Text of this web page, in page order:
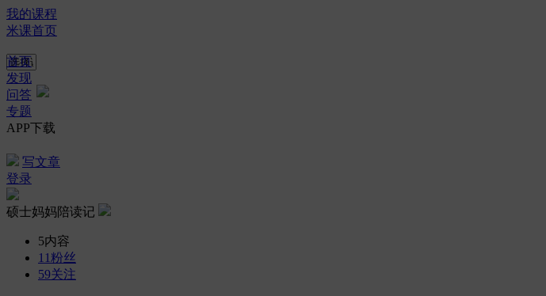
我的课程
米课首页
首页
发现
问答
专题
APP下载
写文章
登录
硕士妈妈陪读记
5内容
11 粉丝
59关注